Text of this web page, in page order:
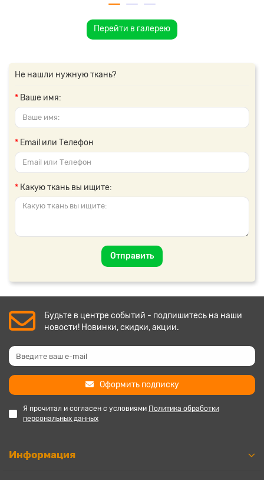
Перейти в галерею
Не нашли нужную ткань?
Ваше имя:
Email или Телефон
Какую ткань вы ищите:
Отправить
Будьте в центре событий - подпишитесь на наши
новости! Новинки, скидки, акции.
Оформить подписку
Я прочитал и согласен с условиями Политика обработки
персональных данных
Информация